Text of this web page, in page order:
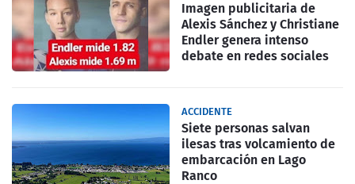
Imagen publicitaria de
Alexis Sánchez y Christiane
Endler genera intenso
debate en redes sociales
ACCIDENTE
Siete personas salvan
ilesas tras volcamiento de
embarcación en Lago
Ranco